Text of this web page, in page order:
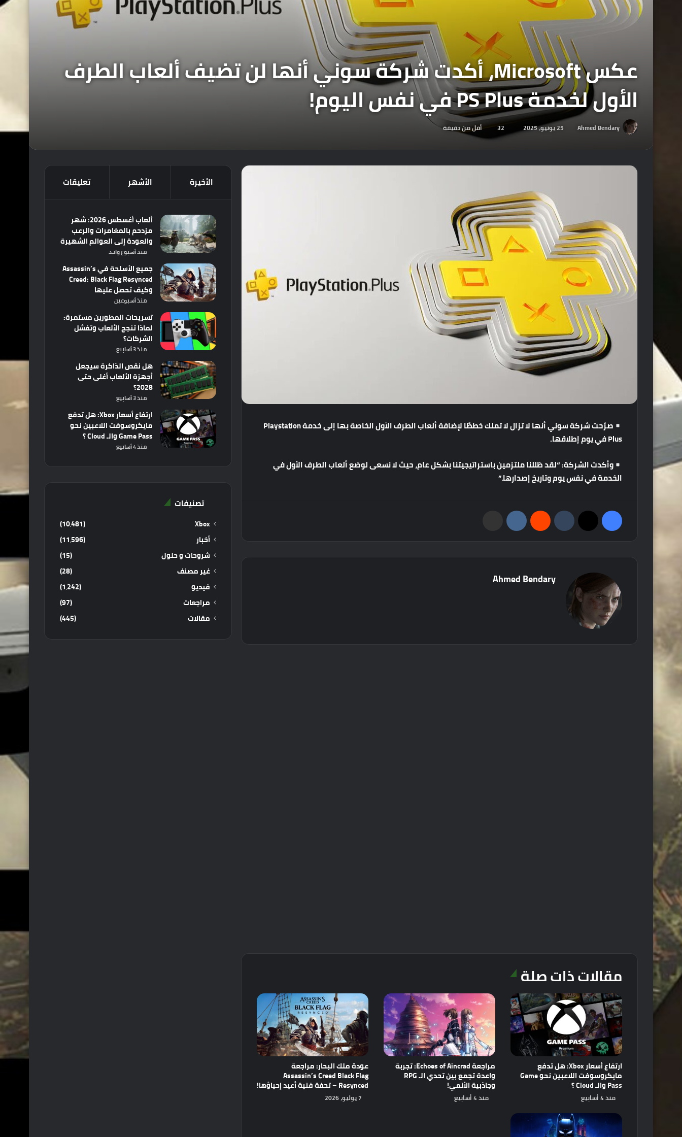
عكس Microsoft، أكدت شركة سوني أنها لن تضيف ألعاب الطرف
الأول لخدمة PS Plus في نفس اليوم!
Ahmed Bendary 25 يونيو، 2025 32 أقل من دقيقة
صرّحتشركةسونيأنهالاتزاللاتملكخططًالإضافةألعابالطرفالأولالخاصةبهاإلىخدمةPlaystation
Plusفييومإطلاقها.
وأكدتالشركة: “لقدظللناملتزمينباستراتيجيتنابشكلعام،حيثلانسعىلوضعألعابالطرفالأولفي
الخدمةفينفسيوموتاريخإصدارها.”
Ahmed Bendary
مقالات ذات صلة
ارتفاع أسعار Xbox: هل تدفع
مايكروسوفت اللاعبين نحو Game
Pass والـ Cloud ؟
منذ 4 أسابيع
مراجعة Echoes of Aincrad: تجربة
واعدة تجمع بين تحدي الـ RPG
وجاذبية الأنمي!
منذ 4 أسابيع
عودة ملك البحار: مراجعة
Assassin’s Creed Black Flag
Resynced – تحفة فنية أعيد إحياؤها!
7 يوليو، 2026
الأخيرة الأشهر تعليقات
ألعاب أغسطس 2026: شهر
مزدحم بالمغامرات والرعب
والعودة إلى العوالم الشهيرة
منذ أسبوع واحد
جميع الأسلحة في Assassin’s
Creed: Black Flag Resynced
وكيف تحصل عليها
منذ أسبوعين
تسريحات المطورين مستمرة:
لماذا تنجح الألعاب وتفشل
الشركات؟
منذ 3 أسابيع
هل نقص الذاكرة سيجعل
أجهزة الألعاب أغلى حتى
2028؟
منذ 3 أسابيع
ارتفاع أسعار Xbox: هل تدفع
مايكروسوفت اللاعبين نحو
Game Pass والـ Cloud ؟
منذ 4 أسابيع
تصنيفات
Xbox
(10٬481)
أخبار
(11٬596)
شروحات و حلول
(15)
غير مصنف
(28)
فيديو
(1٬242)
مراجعات
(97)
مقالات
(445)